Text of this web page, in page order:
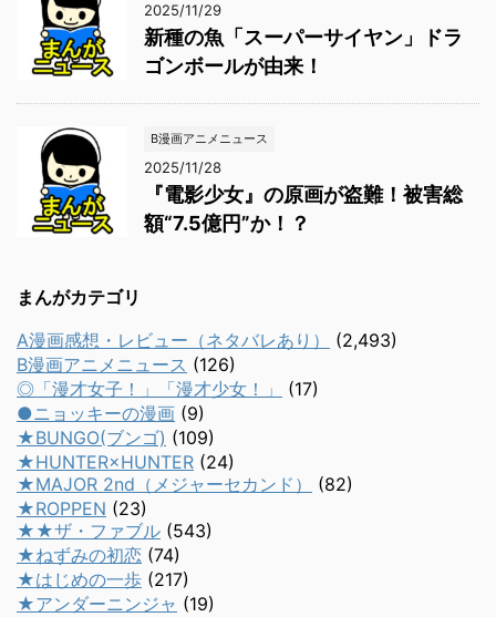
2025/11/29
新種の魚「スーパーサイヤン」ドラ
ゴンボールが由来！
B漫画アニメニュース
2025/11/28
『電影少女』の原画が盗難！被害総
額“7.5億円”か！？
まんがカテゴリ
A漫画感想・レビュー（ネタバレあり）
(2,493)
B漫画アニメニュース (126)
◎「漫才女子！」「漫才少女！」
(17)
●ニョッキーの漫画 (9)
★BUNGO(ブンゴ) (109)
★HUNTER×HUNTER (24)
★MAJOR 2nd（メジャーセカンド）
(82)
★ROPPEN (23)
★★ザ・ファブル (543)
★ねずみの初恋 (74)
★はじめの一歩 (217)
★アンダーニンジャ (19)